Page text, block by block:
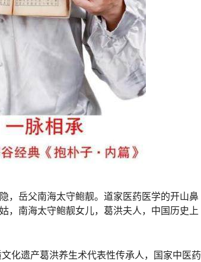
，岳父南海太守鲍靓。道家医药医学的开山鼻
，南海太守鲍靓女儿，葛洪夫人，中国历史上
化遗产葛洪养生术代表性传承人，国家中医药